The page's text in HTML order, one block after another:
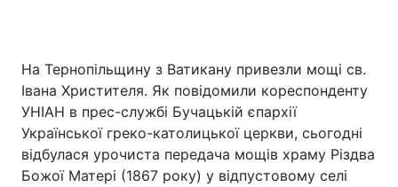
На Тернопільщину з Ватикану привезли мощі св.
Івана Христителя. Як повідомили кореспонденту
УНІАН в прес-службі Бучацькій єпархії
Української греко-католицької церкви, сьогодні
відбулася урочиста передача мощів храму Різдва
Божої Матері (1867 року) у відпустовому селі